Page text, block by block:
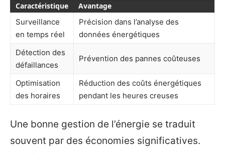
Caractéristique
Avantage
Surveillance
en temps réel
Précision dans l’analyse des
données énergétiques
Détection des
défaillances
Prévention des pannes coûteuses
Optimisation
des horaires
Réduction des coûts énergétiques
pendant les heures creuses
Une bonne gestion de l’énergie se traduit
souvent par des économies significatives.